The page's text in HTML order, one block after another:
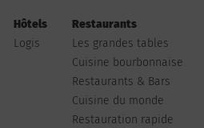
Hôtels
Logis
Restaurants
Les grandes tables
Cuisine bourbonnaise
Restaurants & Bars
Cuisine du monde
Restauration rapide